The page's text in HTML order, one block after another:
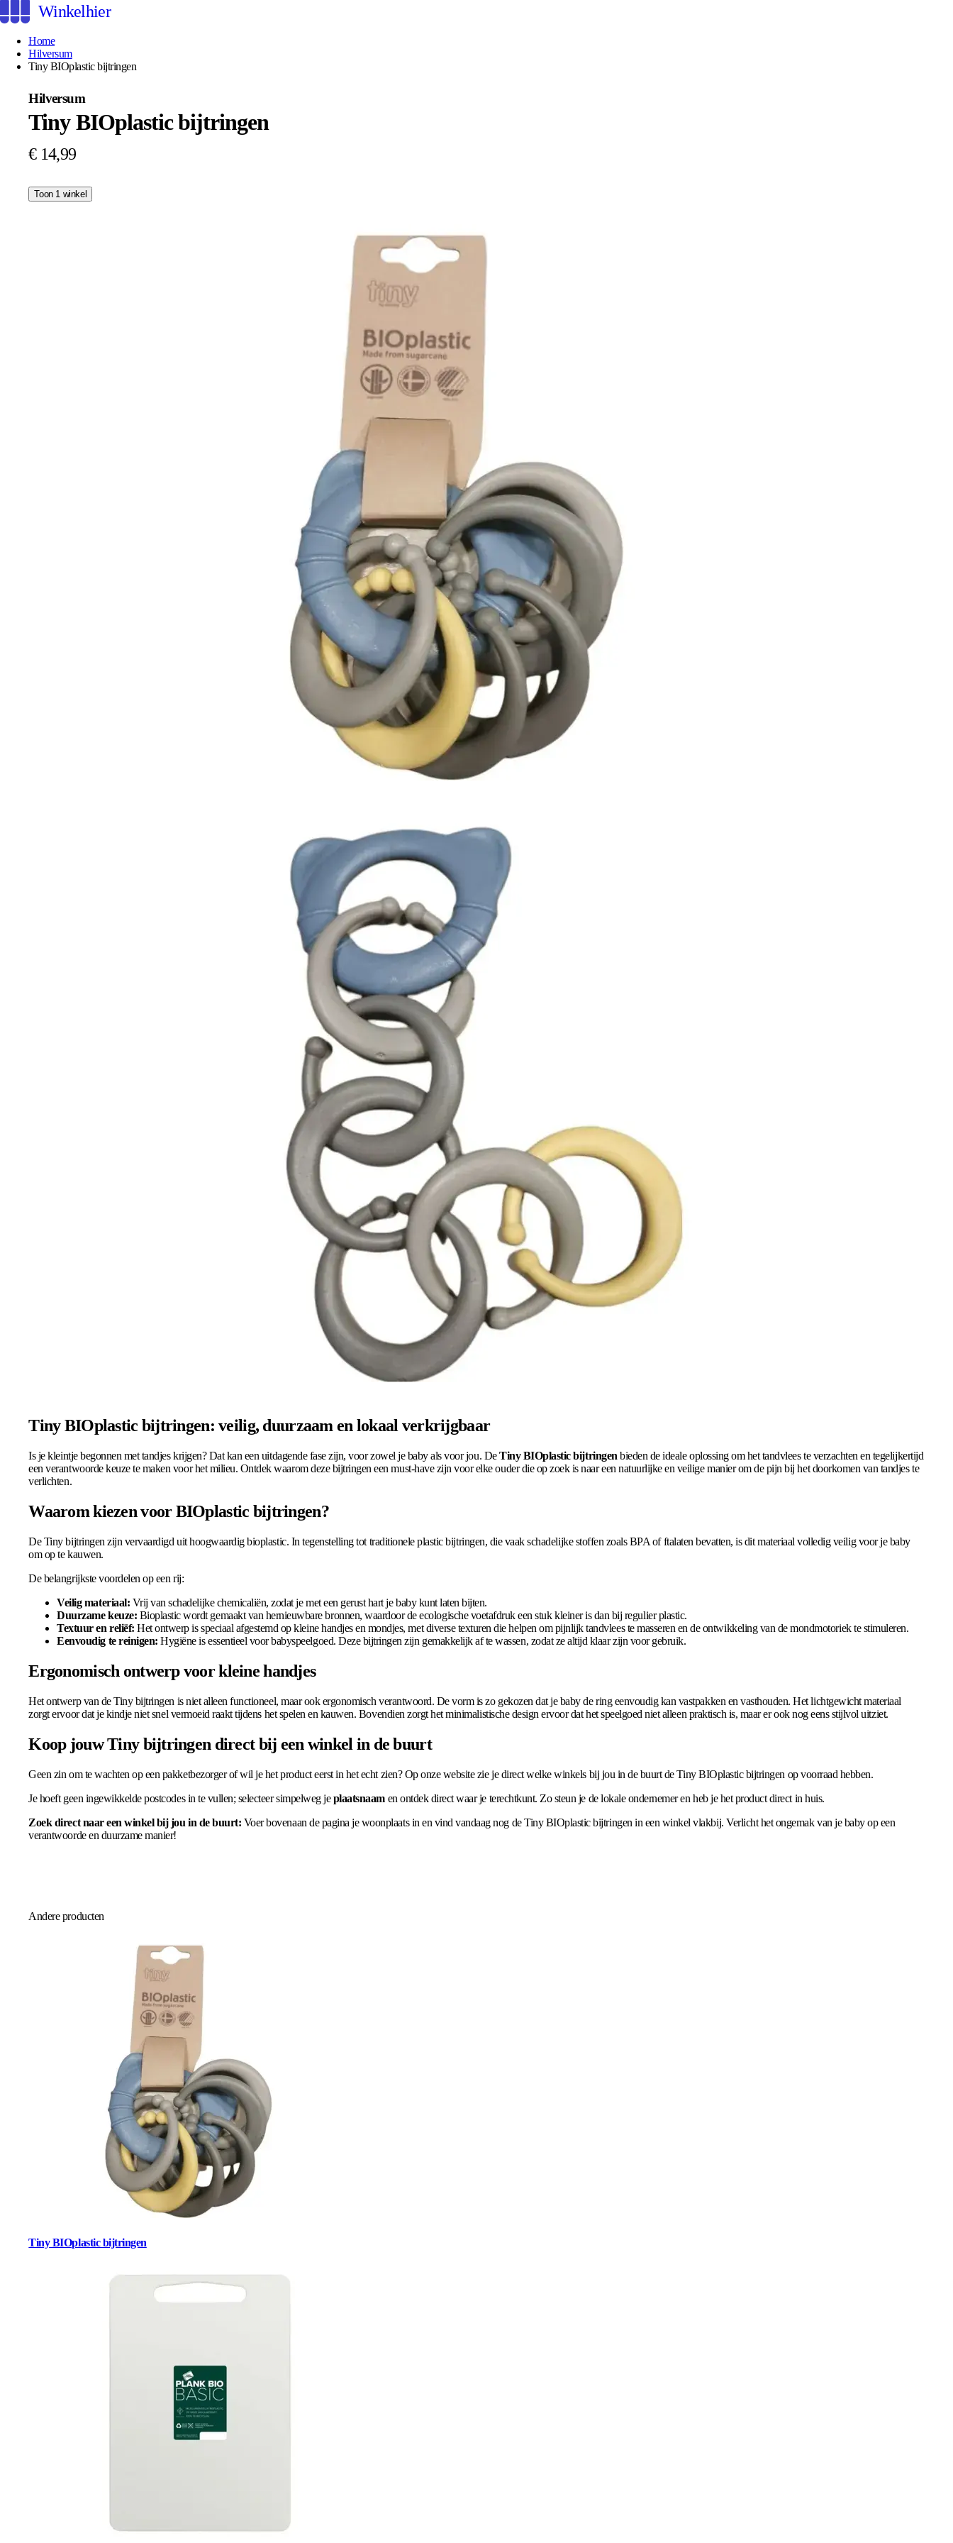
Winkelhier
Home
Hilversum
Tiny BIOplastic bijtringen
Hilversum
Tiny BIOplastic bijtringen
€ 14,99
Toon 1 winkel
Tiny BIOplastic bijtringen: veilig, duurzaam en lokaal verkrijgbaar
Is je kleintje begonnen met tandjes krijgen? Dat kan een uitdagende fase zijn, voor zowel je baby als voor jou. DeTiny BIOplastic bijtringen bieden de ideale oplossing om het tandvlees te verzachten en tegelijkertijd
een verantwoorde keuze te maken voor het milieu. Ontdek waarom deze bijtringen een must-have zijn voor elke ouder die op zoek is naar een natuurlijke en veilige manier om de pijn bij het doorkomen van tandjes te
verlichten.
Waarom kiezen voor BIOplastic bijtringen?
De Tiny bijtringen zijn vervaardigd uit hoogwaardig bioplastic. In tegenstelling tot traditionele plastic bijtringen, die vaak schadelijke stoffen zoals BPA of ftalaten bevatten, is dit materiaal volledig veilig voor je baby
om op te kauwen.
De belangrijkste voordelen op een rij:
Veilig materiaal: Vrij van schadelijke chemicaliën, zodat je met een gerust hart je baby kunt laten bijten.
Duurzame keuze: Bioplastic wordt gemaakt van hernieuwbare bronnen, waardoor de ecologische voetafdruk een stuk kleiner is dan bij regulier plastic.
Textuur en reliëf: Het ontwerp is speciaal afgestemd op kleine handjes en mondjes, met diverse texturen die helpen om pijnlijk tandvlees te masseren en de ontwikkeling van de mondmotoriek te stimuleren.
Eenvoudig te reinigen: Hygiëne is essentieel voor babyspeelgoed. Deze bijtringen zijn gemakkelijk af te wassen, zodat ze altijd klaar zijn voor gebruik.
Ergonomisch ontwerp voor kleine handjes
Het ontwerp van de Tiny bijtringen is niet alleen functioneel, maar ook ergonomisch verantwoord. De vorm is zo gekozen dat je baby de ring eenvoudig kan vastpakken en vasthouden. Het lichtgewicht materiaal
zorgt ervoor dat je kindje niet snel vermoeid raakt tijdens het spelen en kauwen. Bovendien zorgt het minimalistische design ervoor dat het speelgoed niet alleen praktisch is, maar er ook nog eens stijlvol uitziet.
Koop jouw Tiny bijtringen direct bij een winkel in de buurt
Geen zin om te wachten op een pakketbezorger of wil je het product eerst in het echt zien? Op onze website zie je direct welke winkels bij jou in de buurt de Tiny BIOplastic bijtringen op voorraad hebben.
Je hoeft geen ingewikkelde postcodes in te vullen; selecteer simpelweg jeplaatsnaam en ontdek direct waar je terechtkunt. Zo steun je de lokale ondernemer en heb je het product direct in huis.
Zoek direct naar een winkel bij jou in de buurt: Voer bovenaan de pagina je woonplaats in en vind vandaag nog de Tiny BIOplastic bijtringen in een winkel vlakbij. Verlicht het ongemak van je baby op een
verantwoorde en duurzame manier!
Andere producten
Tiny BIOplastic bijtringen